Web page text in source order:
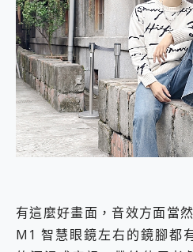
有這麼好畫面，音效方面當
M1 智慧眼鏡左右的鏡腳都